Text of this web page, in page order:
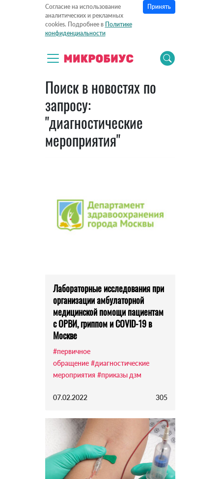
Согласие на использование
аналитических и рекламных
cookies. Подробнее в Политике
конфиденциальности
Принять
Поиск в новостях по
запросу:
"диагностические
мероприятия"
Лабораторные исследования при
организации амбулаторной
медицинской помощи пациентам
с ОРВИ, гриппом и COVID-19 в
Москве
#первичное
обращение #диагностические
мероприятия #приказы дзм
07.02.2022 305